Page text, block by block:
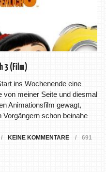
3 (Film)
ins Wochenende eine
von meiner Seite und diesmal
Animationsfilm gewagt,
schon beinahe
KEINE KOMMENTARE
691